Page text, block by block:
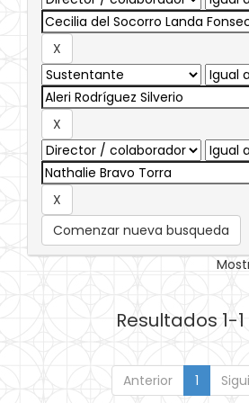
Comenzar nueva busqueda
Resultados 1-1
Anterior 1